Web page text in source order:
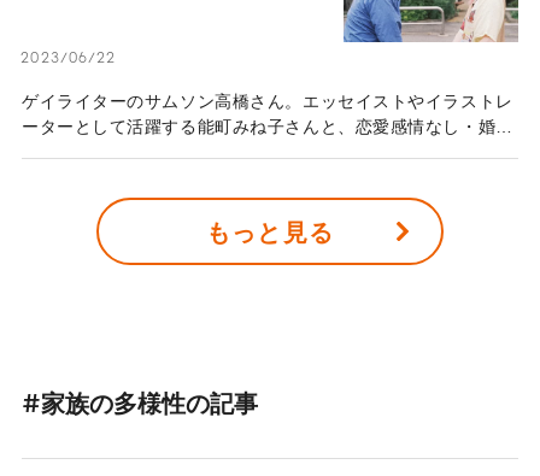
2023/06/22
ゲイライターのサムソン高橋さん。エッセイストやイラストレ
ーターとして活躍する能町みね子さんと、恋愛感情なし・婚姻
プ」について話を聞いた。
もっと見る
#家族の多様性の記事